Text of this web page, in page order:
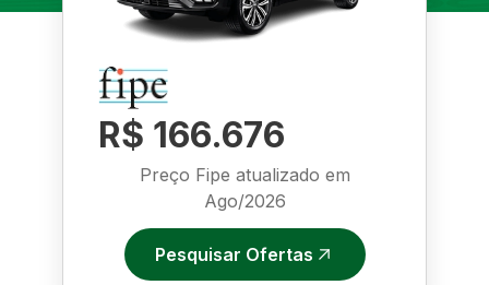
R$ 166.676
Preço Fipe atualizado em
Ago/2026
Pesquisar Ofertas